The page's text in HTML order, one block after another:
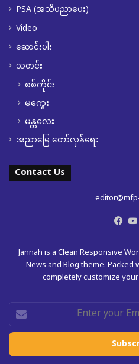
PSA (အသိပညာပေး)
Video
ဆောင်းပါး
သတင်း
စစ်ကိုင်း
မကွေး
မန္တလေး
အညာမြေ တော်လှန်ရေး
Contact Us
Jannah is a Clean Responsive
News and Blog theme.
completely customize
Enter
your
Email